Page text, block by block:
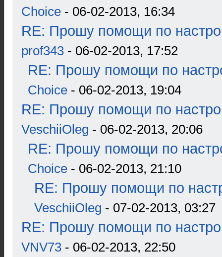
Choice - 06-02-2013, 16:34
RE: Прошу помощи по
prof343 - 06-02-2013, 17:52
RE: Прошу помощи по
Choice - 06-02-2013, 19:04
RE: Прошу помощи по
VeschiiOleg - 06-02-2013, 20:06
RE: Прошу помощи по
Choice - 06-02-2013, 21:10
RE: Прошу помощи по
VeschiiOleg - 07-02-2013, 03:27
RE: Прошу помощи по
VNV73 - 06-02-2013, 22:50